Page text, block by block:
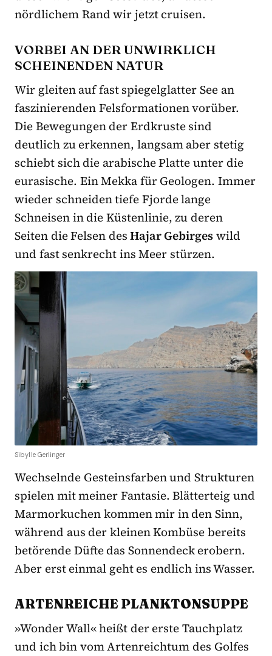
nördlichem Rand wir jetzt cruisen.
VORBEI AN DER UNWIRKLICH
SCHEINENDEN NATUR
Wir gleiten auf fast spiegelglatter See an
faszinierenden Felsformationen vorüber.
Die Bewegungen der Erdkruste sind
deutlich zu erkennen, langsam aber stetig
schiebt sich die arabische Platte unter die
eurasische. Ein Mekka für Geologen. Immer
wieder schneiden tiefe Fjorde lange
Schneisen in die Küstenlinie, zu deren
Seiten die Felsen desHajar Gebirgeswild
und fast senkrecht ins Meer stürzen.
Sibylle Gerlinger
Wechselnde Gesteinsfarben und Strukturen
spielen mit meiner Fantasie. Blätterteig und
Marmorkuchen kommen mir in den Sinn,
während aus der kleinen Kombüse bereits
betörende Düfte das Sonnendeck erobern.
Aber erst einmal geht es endlich ins Wasser.
ARTENREICHE PLANKTONSUPPE
»Wonder Wall« heißt der erste Tauchplatz
und ich bin vom Artenreichtum des Golfes